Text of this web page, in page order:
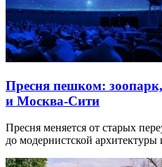
Пресня пешком:
и Москва-Сити
Пресня меняется от старых
до модернистской